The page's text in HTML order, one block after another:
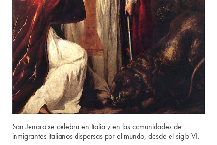
San Jenaro se celebra en Italia y en las comunidades de
inmigrantes italianos dispersas por el mundo, desde el siglo VI.